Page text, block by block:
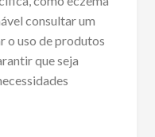
consultar um
o uso de produtos
que seja